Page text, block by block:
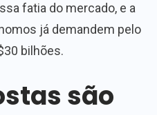
fatia do mercado, e a
já demandem pelo
bilhões.
são